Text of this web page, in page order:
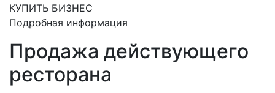
КУПИТЬ БИЗНЕС
Подробная информация
Продажа действующего
ресторана